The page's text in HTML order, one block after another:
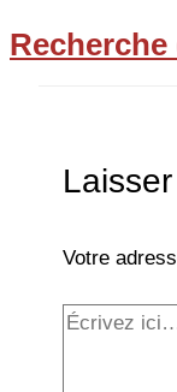
Votre
Écrivez